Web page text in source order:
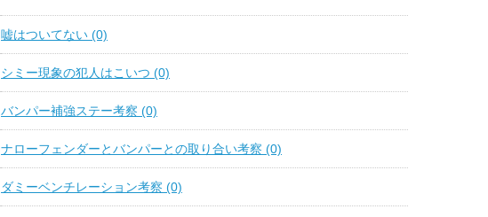
嘘はついてない (0)
シミー現象の犯人はこいつ (0)
バンパー補強ステー考察 (0)
ナローフェンダーとバンパーとの取り合い考察 (0)
ダミーベンチレーション考察 (0)